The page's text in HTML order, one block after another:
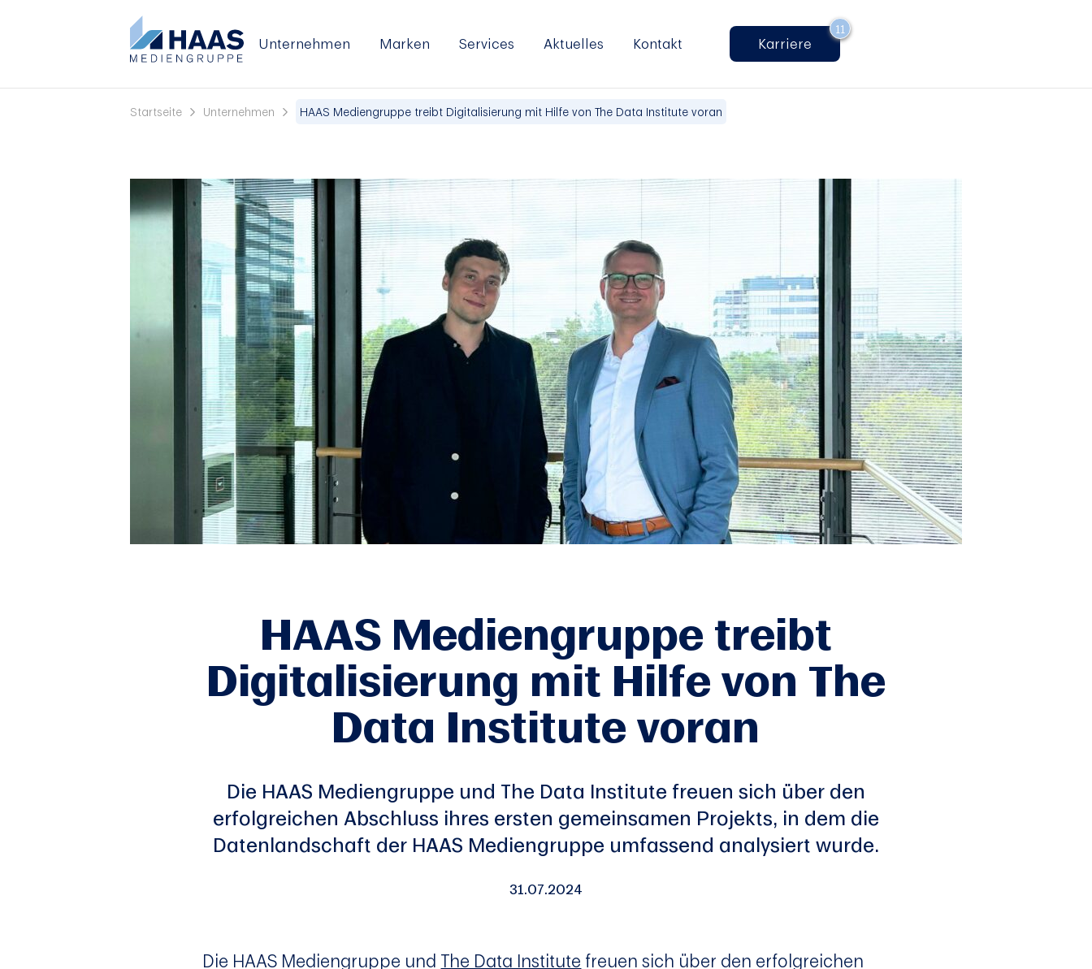
Unternehmen Marken Services Aktuelles Kontakt Karriere
11
Startseite Unternehmen HAAS Mediengruppe treibt Digitalisierung mit Hilfe von The Data Institute voran
HAAS Mediengruppe treibt
Digitalisierung mit Hilfe von The
Data Institute voran
Die HAAS Mediengruppe und The Data Institute freuen sich über den
erfolgreichen Abschluss ihres ersten gemeinsamen Projekts, in dem die
Datenlandschaft der HAAS Mediengruppe umfassend analysiert wurde.
31.07.2024
Die HAAS Mediengruppe und The Data Institute freuen sich über den erfolgreichen